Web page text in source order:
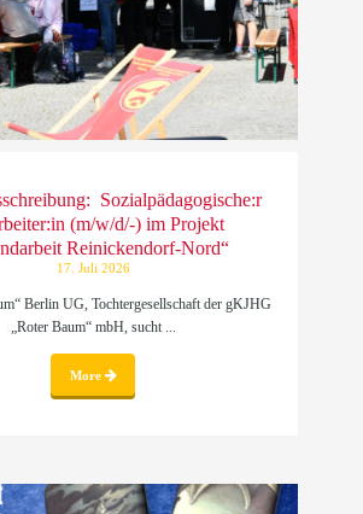
Sozialpädagogische:r
(m/w/d/-) im Projekt
Reinickendorf-Nord“
17. Juli 2026
Berlin UG, Tochtergesellschaft der gKJHG
„Roter Baum“ mbH, sucht ...
More